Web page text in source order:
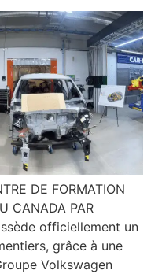
DE FORMATION
CANADA PAR
officiellement un
grâce à une
Volkswagen